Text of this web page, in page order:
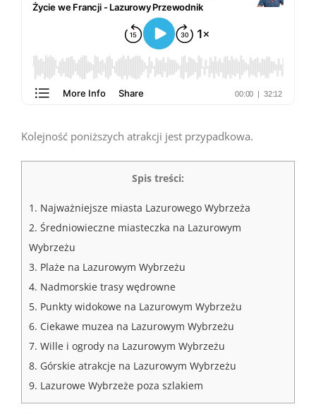
Kolejność poniższych atrakcji jest przypadkowa.
Spis treści:
1. Najważniejsze miasta Lazurowego Wybrzeża
2. Średniowieczne miasteczka na Lazurowym
Wybrzeżu
3. Plaże na Lazurowym Wybrzeżu
4. Nadmorskie trasy wędrowne
5. Punkty widokowe na Lazurowym Wybrzeżu
6. Ciekawe muzea na Lazurowym Wybrzeżu
7. Wille i ogrody na Lazurowym Wybrzeżu
8. Górskie atrakcje na Lazurowym Wybrzeżu
9. Lazurowe Wybrzeże poza szlakiem